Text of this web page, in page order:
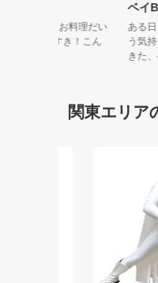
元気いっぱい！お料理だい
！おしゃれだいすき！こん
ベ
あ
う
き
関東エリア